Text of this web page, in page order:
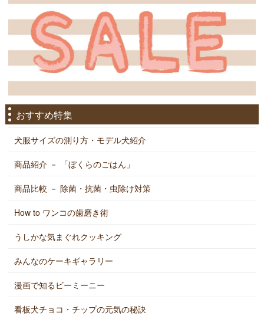
おすすめ特集
犬服サイズの測り方・モデル犬紹介
商品紹介 － 「ぼくらのごはん」
商品比較 － 除菌・抗菌・虫除け対策
How to ワンコの歯磨き術
うしかな気まぐれクッキング
みんなのケーキギャラリー
漫画で知るビーミーニー
看板犬チョコ・チップの元気の秘訣